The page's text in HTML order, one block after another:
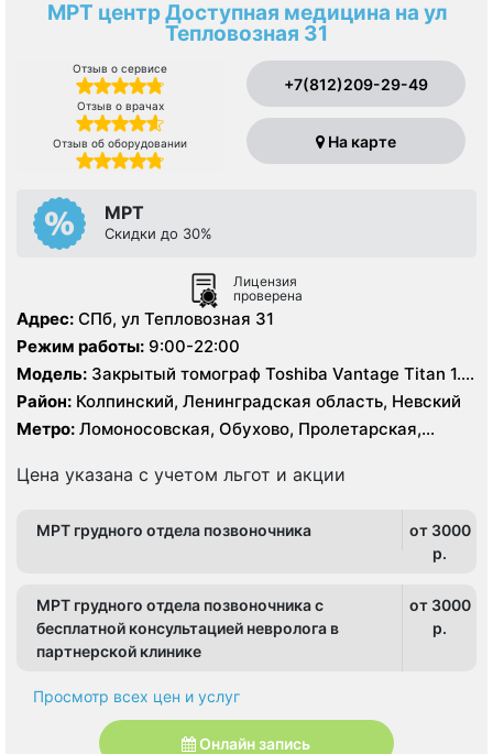
МРТ центр Доступная медицина на ул
Тепловозная 31
Отзыв о сервисе
Отзыв о врачах
Отзыв об оборудовании
+7(812)209-29-49
На карте
МРТ
Скидки до 30%
Лицензия
проверена
Адрес: СПб, ул Тепловозная 31
Режим работы: 9:00-22:00
Модель: Закрытый томограф Toshiba Vantage Titan 1.5
Тесла
Район: Колпинский, Ленинградская область, Невский
Метро: Ломоносовская, Обухово, Пролетарская,
Цена указана с учетом льгот и акции
МРТ грудного отдела позвоночника
от 3000
p.
МРТ грудного отдела позвоночника с
бесплатной консультацией невролога в
партнерской клинике
от 3000
p.
Просмотр всех цен и услуг
Онлайн запись